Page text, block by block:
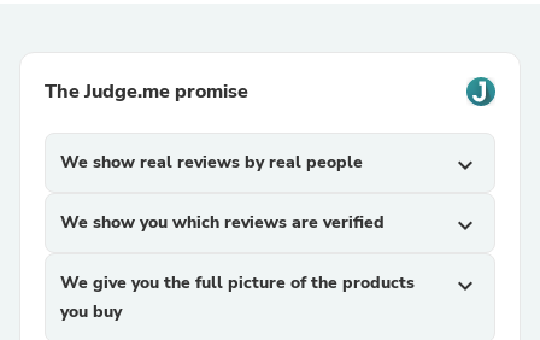
The Judge.me promise
We show real reviews by real people expand_more
We show you which reviews are verified expand_more
We give you the full picture of the products
you buy
expand_more